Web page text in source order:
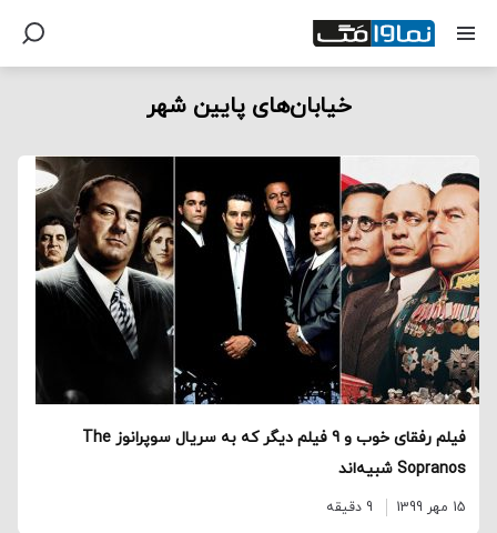
خیابان‌های پایین شهر
فیلم رفقای خوب و 9 فیلم دیگر که به سریال سوپرانوز The
Sopranos شبیه‌اند
15 مهر 1399 9 دقیقه